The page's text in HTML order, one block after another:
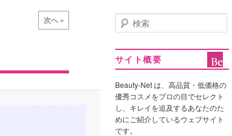
次へ »
検
索
サイト概要
Beauty-Net は、高品質・低価格の
優秀コスメをプロの目でセレクト
し、キレイを追及するあなたのた
めにご紹介しているウェブサイト
です。